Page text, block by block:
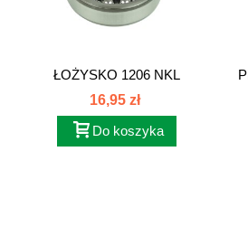
ŁOŻYSKO 1206 NKL
16,95 zł
Do koszyka